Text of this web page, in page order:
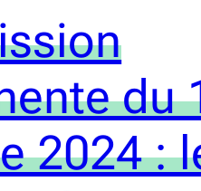
du
2024 :